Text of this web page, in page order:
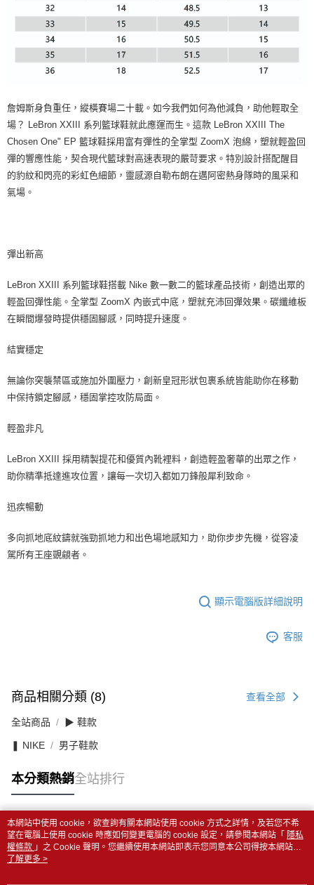
詹姆斯身負重任，縱橫賽場二十載。如今我們如何為他減負，助他輕取全
場？ LeBron XXIII 系列籃球鞋就此應運而生。這款 LeBron XXIII The
Chosen One" EP 籃球鞋採用富有彈性的全掌型 ZoomX 泡綿，塑就輕盈回
彈的響應性能，契合現代籃球對高速表現的嚴苛要求。特別設計搭配醒目
的豹紋和閃亮的彩虹色細節，靈感源自勒布朗在邁阿密熱身隊時的風采和
氣場。
彈出新高
LeBron XXIII 系列籃球鞋搭載 Nike 數一數二的籃球產品技術，創造出眾的
輕盈回彈性能。全掌型 ZoomX 內嵌式中底，塑就充沛回彈效果。碳纖維板
在瞬間爆發時提供穩固腳感，同時提升速度。
結實穩定
無論你突襲禁區或施加外圍壓力，創新皇冠形狀包裹系統皆能助你在移動
中保持鎖定腳感，穩固掌控攻防局面。
輕盈非凡
LeBron XXIII 採用精製提花和優質內靴裡料，創造輕盈奢華的出眾之作，
助你精準抵達進攻位置，讓每一次切入都如刀鋒般犀利致命。
迅疾暢動
多向抓地底紋鑄就強勁抓地力和出色場地感知力，助你步步先機，從容凌
駕所有王座覬覦者。
顯示電腦版詳細說明
客服
商品相關分類 (8) 查看全部
全站商品 ▶ 鞋款
❚ NIKE 男子鞋款
本分類熱銷全站排行
熱門標籤
本網站中使用 cookie，欲查詢有關本網站使用 cookie 方式之詳情，及若您不希
望在電腦上使用 cookie 時應如何變更電腦的 cookie 設定，請參閱本網站「 隱私
權條款 」之 Cookie 聲明。您繼續使用本網站即表示您同意本公司得按本網站使
用條款之 Cookie 聲明使用 cookie。
了解更多 >